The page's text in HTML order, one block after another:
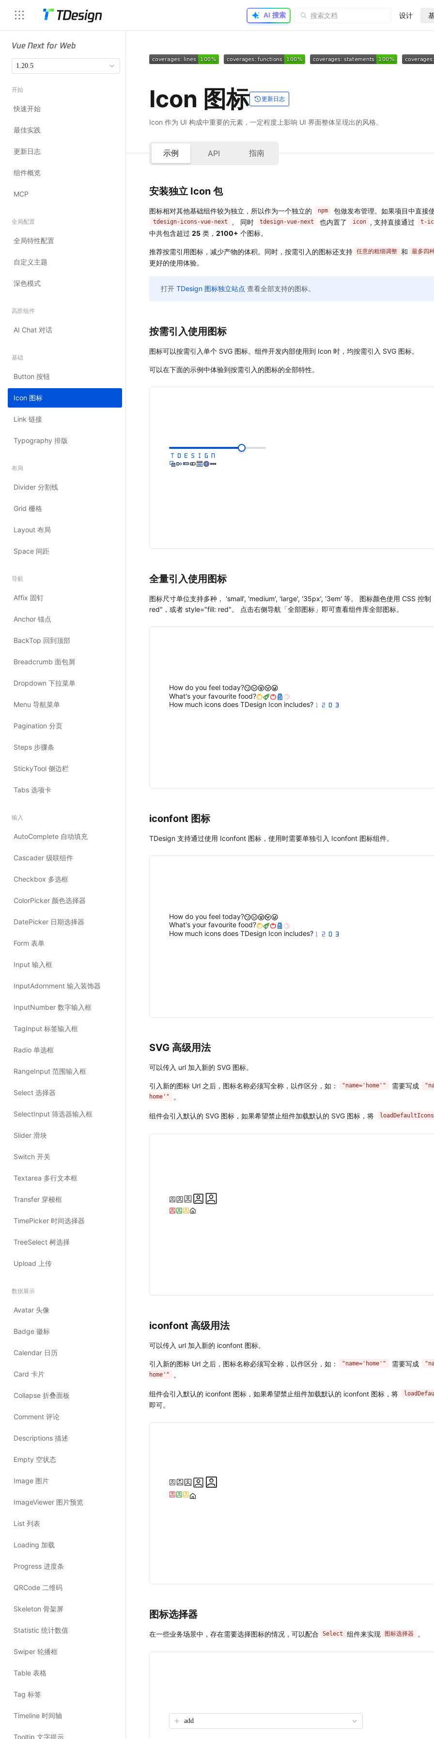
安装独立 Icon 包
图标相对其他基础组件较为独立，所以作为一个独立的 npm 包做发布管理。如果项目中直接
tdesign-icons-vue-next 。 同时 tdesign-vue-next 也内置了 icon , 支持直接通过 t-
中共包含超过 25 类， 2100+ 个图标。
推荐按需引用图标，减少产物的体积。同时，按需引入的图标还支持 任意的粗细调整 和 最多四
更好的使用体验。
打开 TDesign 图标独立站点 查看全部支持的图标。
按需引入使用图标
图标可以按需引入单个 SVG 图标。组件开发内部使用到 Icon 时，均按需引入 SVG 图标。
可以在下面的示例中体验到按需引入的图标的全部特性。
全量引入使用图标
图标尺寸单位支持多种， 'small', 'medium', 'large', '35px', '3em' 等。 图标颜色使用 CSS 控
red"，或者 style="fill: red"。 点击右侧导航「全部图标」即可查看组件库全部图标。
How do you feel today?
What's your favourite food?
How much icons does TDesign Icon includes?
iconfont 图标
TDesign 支持通过使用 Iconfont 图标，使用时需要单独引入 Iconfont 图标组件。
How do you feel today?
What's your favourite food?
How much icons does TDesign Icon includes?
SVG 高级用法
可以传入 url 加入新的 SVG 图标。
引入新的图标 Url 之后，图标名称必须写全称，以作区分，如： "name='home'" 需要写成
home'"
。
组件会引入默认的 SVG 图标，如果希望禁止组件加载默认的 SVG 图标，将 loadDefaultIcons
iconfont 高级用法
可以传入 url 加入新的 iconfont 图标。
引入新的图标 Url 之后，图标名称必须写全称，以作区分，如： "name='home'" 需要写成
home'"
。
组件会引入默认的 iconfont 图标，如果希望禁止组件加载默认的 iconfont 图标，将
即可。
图标选择器
在一些业务场景中，存在需要选择图标的情况，可以配合 Select 组件来实现 图标选择器 。
add